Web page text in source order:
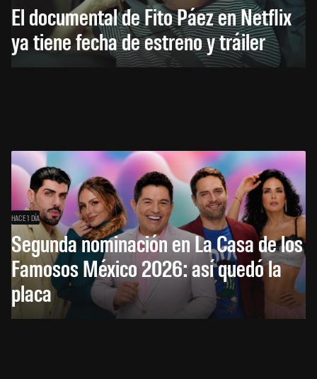
El documental de Fito Páez en Netflix
ya tiene fecha de estreno y tráiler
HACE 1 DÍA
Segunda nominación en La Casa de los
Famosos México 2026: así quedó la
placa